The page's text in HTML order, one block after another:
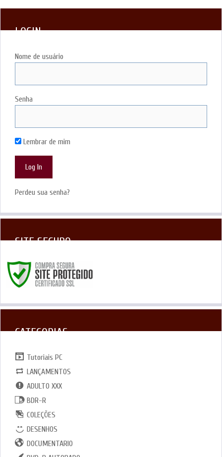
LOGIN
Nome de usuário
Senha
Lembrar de mim
Perdeu sua senha?
SITE SEGURO
CATEGORIAS
Tutoriais PC
LANÇAMENTOS
ADULTO XXX
BDR-R
COLEÇÕES
DESENHOS
DOCUMENTARIO